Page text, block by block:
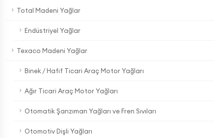
Total Madeni Yağlar
Endüstriyel Yağlar
Texaco Madeni Yağlar
Binek / Hafif Ticari Araç Motor Yağları
Ağır Ticari Araç Motor Yağları
Otomatik Şanzıman Yağları ve Fren Sıvıları
Otomotiv Dişli Yağları